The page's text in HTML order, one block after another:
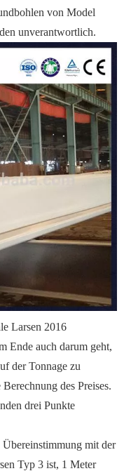
von Model
unverantwortlich.
Larsen 2016
Ende auch darum geht,
der Tonnage zu
des Preises.
drei Punkte
mit der
Typ 3 ist, 1 Meter